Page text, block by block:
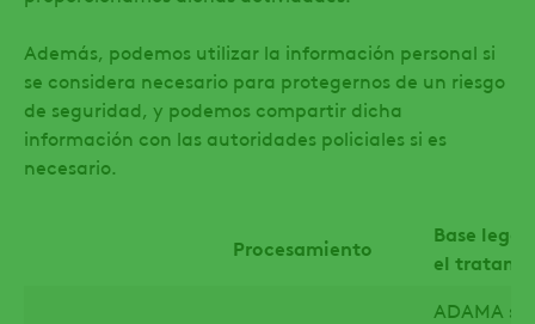
Además, podemos utilizar la información personal si
se considera necesario para protegernos de un riesgo
de seguridad, y podemos compartir dicha
información con las autoridades policiales si es
necesario.
Procesamiento
Base legal
el
ADAMA se